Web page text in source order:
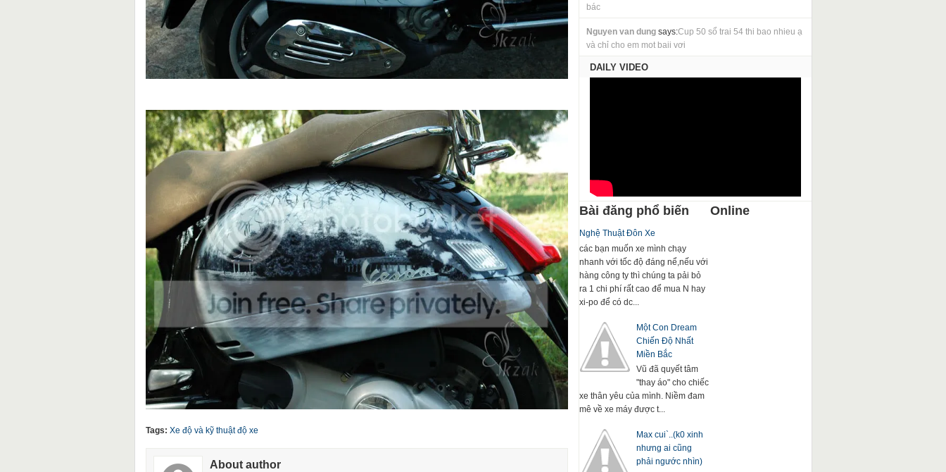
Tags: Xe độ và kỹ thuật độ xe
About author
bác
Nguyen van dungsays:Cup 50 sổ trai 54 thi bao nhieu ạ
và chỉ cho em mot baii vơi
DAILY VIDEO
Bài đăng phổ biến
Nghệ Thuật Đôn Xe
các bạn muốn xe mình chạy
nhanh với tốc độ đáng nể,nếu với
hàng công ty thì chúng ta pải bỏ
ra 1 chi phí rất cao để mua N hay
xi-po để có dc...
Một Con Dream
Chiến Độ Nhất
Miền Bắc
Vũ đã quyết tâm
"thay áo" cho chiếc
xe thân yêu của mình. Niềm đam
mê về xe máy được t...
Max cui`..(k0 xinh
nhưng ai cũng
phải ngước nhìn)
Online